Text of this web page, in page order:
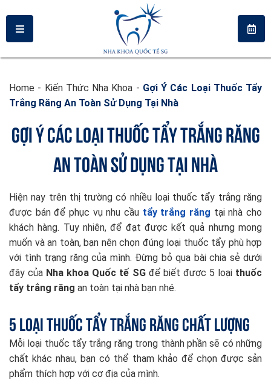
Home - Kiến Thức Nha Khoa - Gợi Ý Các Loại Thuốc Tẩy
Trắng Răng An Toàn Sử Dụng Tại Nhà
GỢI Ý CÁC LOẠI THUỐC TẨY TRẮNG RĂNG
AN TOÀN SỬ DỤNG TẠI NHÀ
Hiện nay trên thị trường có nhiều loại thuốc tẩy trắng răng
được bán để phục vụ nhu cầu tẩy trắng răng tại nhà cho
khách hàng. Tuy nhiên, để đạt được kết quả nhưng mong
muốn và an toàn, bạn nên chọn đúng loại thuốc tẩy phù hợp
với tình trạng răng của mình. Đừng bỏ qua bài chia sẻ dưới
đây của Nha khoa Quốc tế SGđể biết được 5 loại thuốc
tẩy trắng răng an toàn tại nhà bạn nhé.
5 loại thuốc tẩy trắng răng chất lượng
Mỗi loại thuốc tẩy trắng răng trong thành phần sẽ có những
chất khác nhau, bạn có thể tham khảo để chọn được sản
phẩm thích hợp với cơ địa của mình.